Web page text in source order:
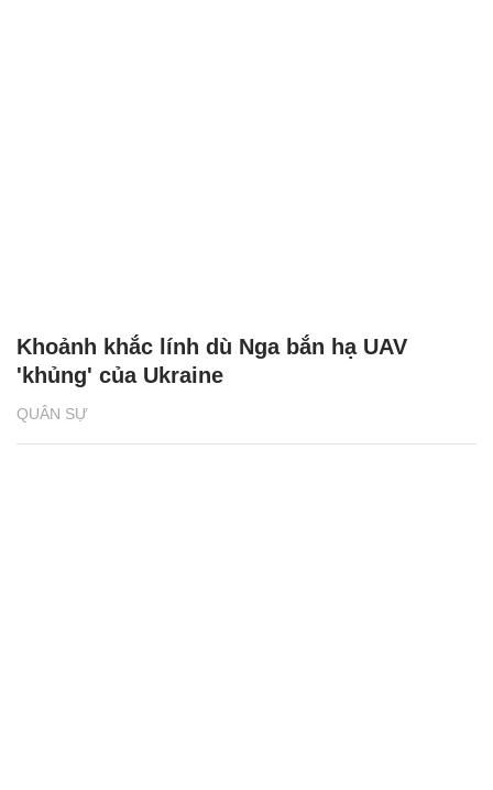
QUÂN SỰ
Khoảnh khắc lính dù Nga bắn hạ UAV
'khủng' của Ukraine